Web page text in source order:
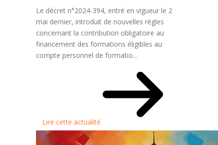
Le décret n°2024-394, entré en vigueur le 2
mai dernier, introduit de nouvelles règles
concernant la contribution obligatoire au
financement des formations éligibles au
compte personnel de formatio...
Lire cette actualité